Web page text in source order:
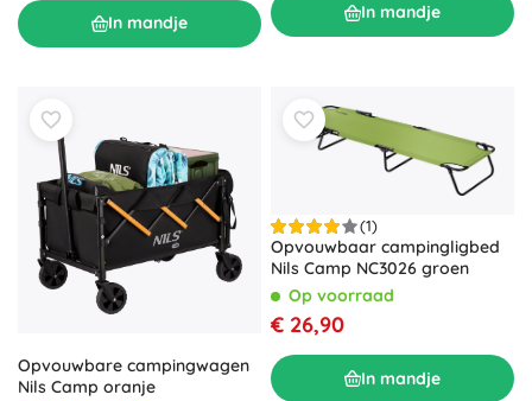
In mandje
In mandje
Opvouwbare campingwagen
Nils Camp oranje
(1)
Opvouwbaar campingligbed
Nils Camp NC3026 groen
Op voorraad
€ 26,90
In mandje